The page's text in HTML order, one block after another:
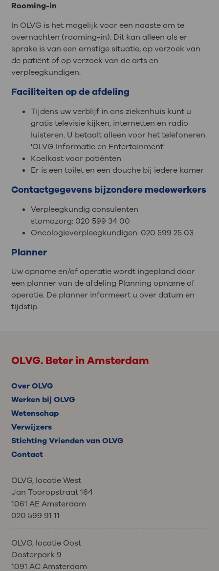
Rooming-in
In OLVG is het mogelijk voor een naaste om te
overnachten (rooming-in). Dit kan alleen als er
sprake is van een ernstige situatie, op verzoek van
de patiënt of op verzoek van de arts en
verpleegkundigen.
Faciliteiten op de afdeling
Tijdens uw verblijf in ons ziekenhuis kunt u
gratis televisie kijken, internetten en radio
luisteren. U betaalt alleen voor het telefoneren.
'OLVG Informatie en Entertainment'
Koelkast voor patiënten
Er is een toilet en een douche bij iedere kamer
Contactgegevens bijzondere medewerkers
Verpleegkundig consulenten
stomazorg: 020 599 34 00
Oncologieverpleegkundigen: 020 599 25 03
Planner
Uw opname en/of operatie wordt ingepland door
een planner van de afdeling Planning opname of
operatie. De planner informeert u over datum en
tijdstip.
OLVG. Beter in Amsterdam
Over OLVG
Werken bij OLVG
Wetenschap
Verwijzers
Stichting Vrienden van OLVG
Contact
OLVG, locatie West
Jan Tooropstraat 164
1061 AE Amsterdam
020 599 91 11
OLVG, locatie Oost
Oosterpark 9
1091 AC Amsterdam